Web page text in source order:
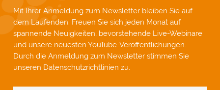
Mit Ihrer Anmeldung zum Newsletter bleiben Sie auf
dem Laufenden: Freuen Sie sich jeden Monat auf
spannende Neuigkeiten, bevorstehende Live-Webinare
und unsere neuesten YouTube-Veröffentlichungen.
Durch die Anmeldung zum Newsletter stimmen Sie
unseren Datenschutzrichtlinien zu.